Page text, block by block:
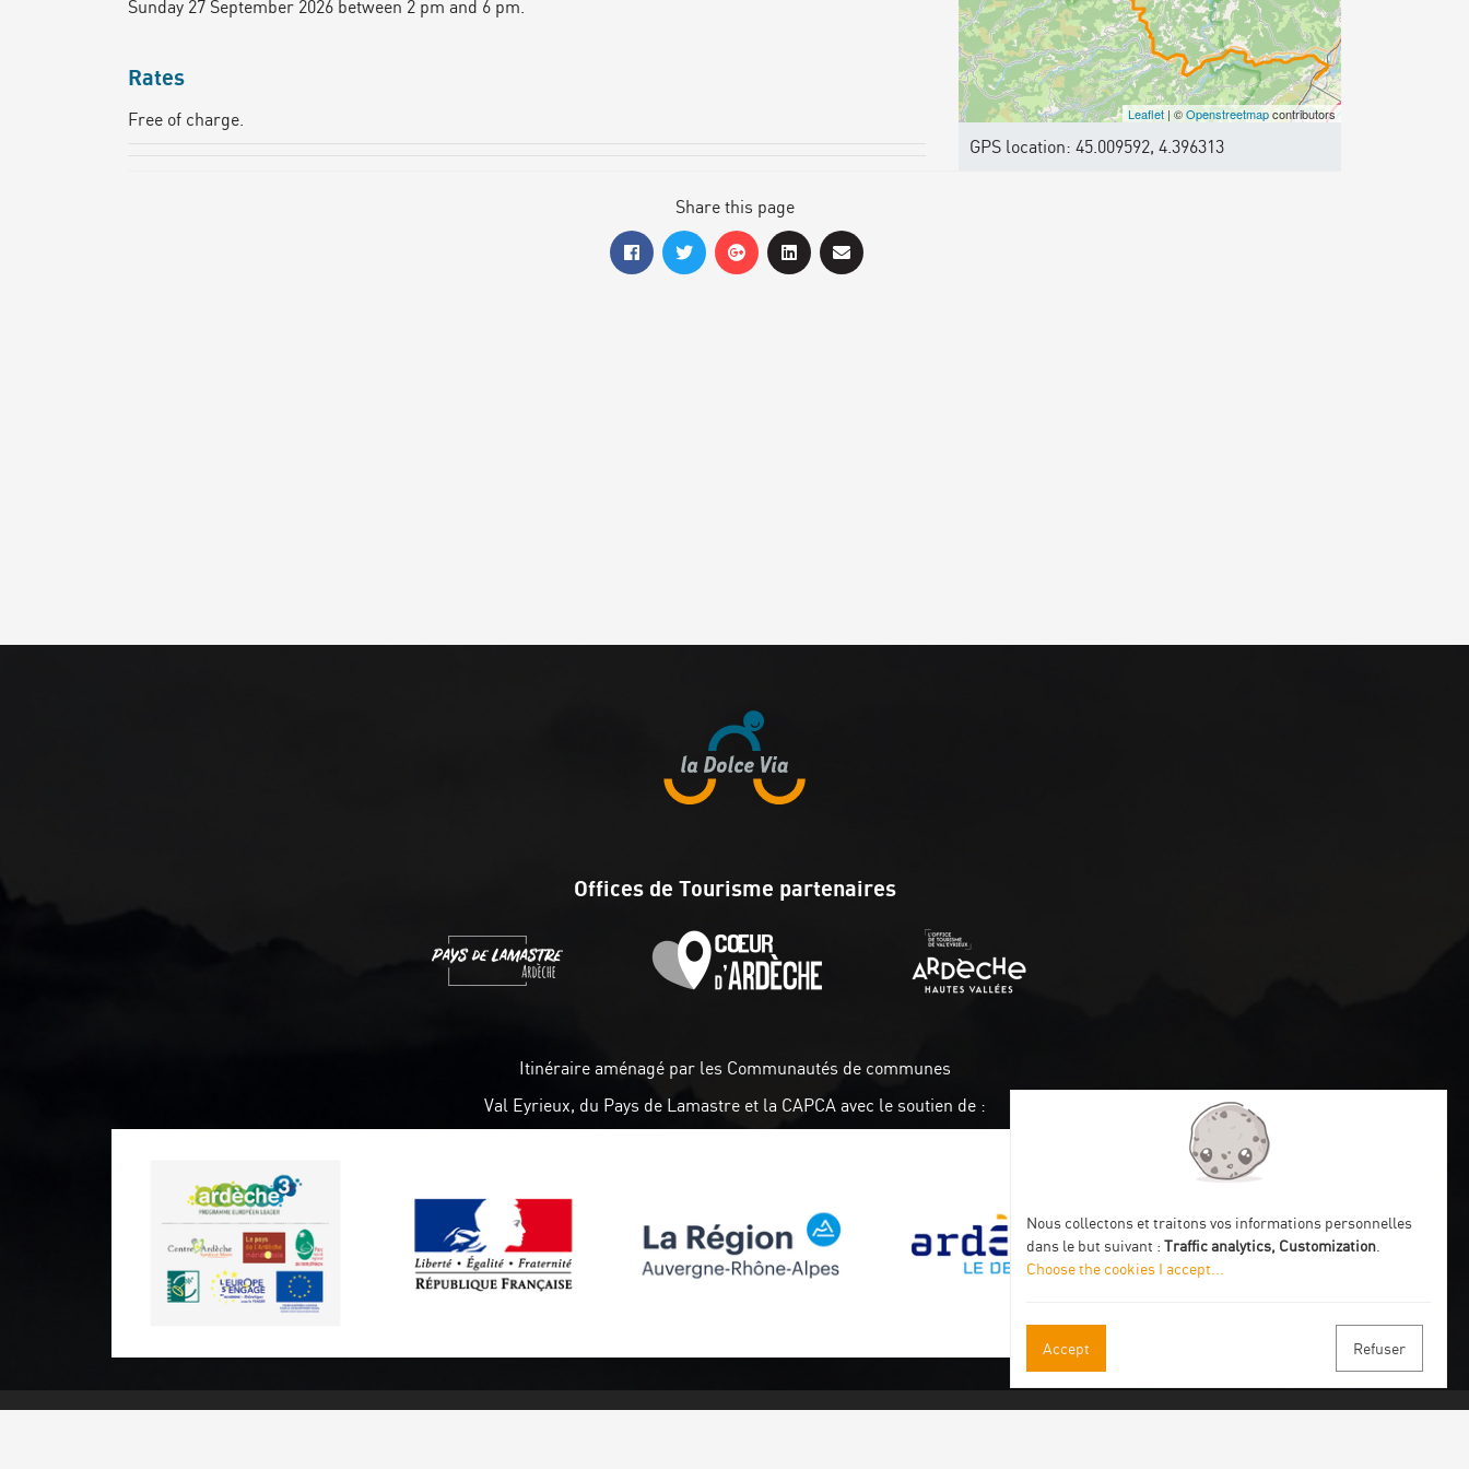
Sunday 27 September 2026 between 2 pm and 6 pm.
Rates
Free of charge. Leaflet| ©Openstreetmapcontributors
GPS location: 45.009592, 4.396313
Share this page
Offices de Tourisme partenaires
Itinéraire aménagé par les Communautés de communes
Val Eyrieux, du Pays de Lamastre et la CAPCA avec le soutien de :
Nous collectons et traitons vos informations personnelles
dans le but suivant : Traffic analytics, Customization
Choose the cookies I accept
Accept Refuser